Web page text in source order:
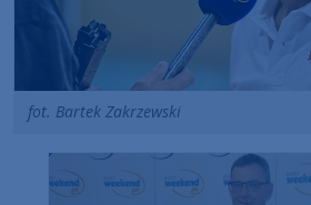
fot. Bartek Zakrzewski